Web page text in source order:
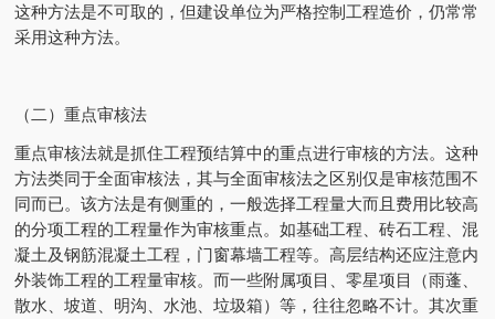
这种方法是不可取的，但建设单位为严格控制工程造价，仍常常
采用这种方法。
（二）重点审核法
重点审核法就是抓住工程预结算中的重点进行审核的方法。这种
方法类同于全面审核法，其与全面审核法之区别仅是审核范围不
同而已。该方法是有侧重的，一般选择工程量大而且费用比较高
的分项工程的工程量作为审核重点。如基础工程、砖石工程、混
凝土及钢筋混凝土工程，门窗幕墙工程等。高层结构还应注意内
外装饰工程的工程量审核。而一些附属项目、零星项目（雨蓬、
散水、坡道、明沟、水池、垃圾箱）等，往往忽略不计。其次重